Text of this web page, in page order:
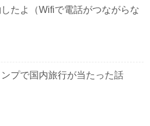
たよ（Wifiで電話がつながらな
プで国内旅行が当たった話